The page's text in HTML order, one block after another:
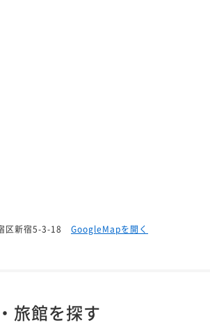
区新宿5-3-18 GoogleMapを開く
旅館を探す